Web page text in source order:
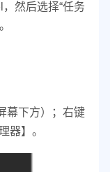
然后选择“任务
下方）； 右键
器】。